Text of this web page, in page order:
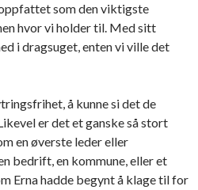
som den viktigste
hvor vi holder til. Med sitt
i dragsuget, enten vi ville det
å kunne si det de
er det et ganske så stort
en øverste leder eller
bedrift, en kommune, eller et
Erna hadde begynt å klage til for